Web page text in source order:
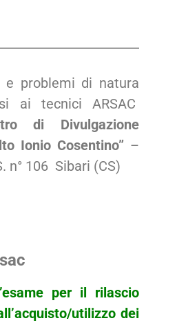
e problemi di natura
ai tecnici ARSAC
di Divulgazione
Ionio Cosentino” –
n° 106 Sibari (CS)
per il rilascio
utilizzo dei